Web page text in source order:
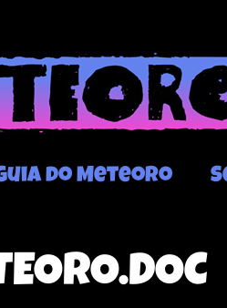
do Meteoro